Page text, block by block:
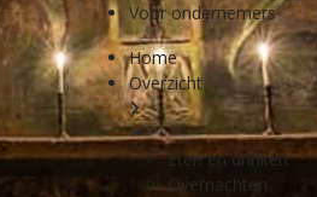
Voor ondernemers
Home
Overzicht
Eten en drinken
Overnachten